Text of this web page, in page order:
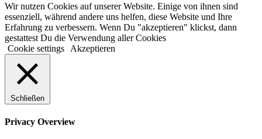
Wir nutzen Cookies auf unserer Website. Einige von ihnen sind
essenziell, während andere uns helfen, diese Website und Ihre
Erfahrung zu verbessern. Wenn Du "akzeptieren" klickst, dann
gestattest Du die Verwendung aller Cookies
Cookie settings
Akzeptieren
Schließen
Privacy Overview